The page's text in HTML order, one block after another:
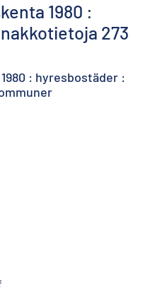
1980 :
273
: hyresbostäder :